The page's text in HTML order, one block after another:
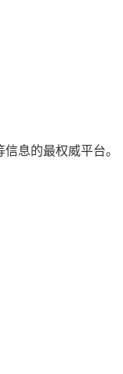
息的最权威平台。